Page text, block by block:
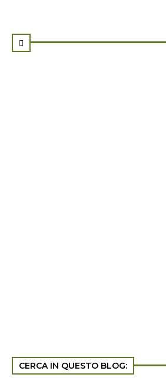

CERCA IN QUESTO BLOG: